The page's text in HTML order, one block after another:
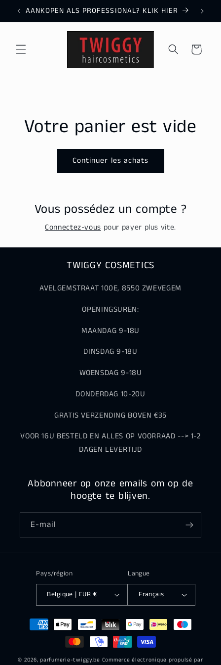
passer
au
AANKOPEN ALS PROFESSIONAL? KLIK HIER
Panier
Votre panier est vide
Continuer les achats
Vous possédez un compte ?
Connectez-vouspour payer plus vite.
TWIGGY COSMETICS
AVELGEMSTRAAT 100E, 8550 ZWEVEGEM
OPENINGSUREN:
MAANDAG 9-18U
DINSDAG 9-18U
WOENSDAG 9-18U
DONDERDAG 10-20U
GRATIS VERZENDING BOVEN €35
VOOR 16U BESTELD EN ALLES OP VOORRAAD --> 1-2
DAGEN LEVERTIJD
Abbonneer op onze emails om op de
hoogte te blijven.
E-mail
Pays/région
Belgique | EUR €
Langue
Français
Moyens
© 2026,parfumerie-twiggy.be Commerce électronique propulsé par